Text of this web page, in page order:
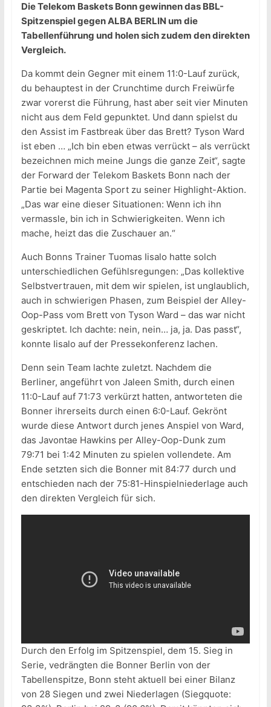
Die Telekom Baskets Bonn gewinnen das BBL-
Spitzenspiel gegen ALBA BERLIN um die
Tabellenführung und holen sich zudem den direkten
Vergleich.
Da kommt dein Gegner mit einem 11:0-Lauf zurück,
du behauptest in der Crunchtime durch Freiwürfe
zwar vorerst die Führung, hast aber seit vier Minuten
nicht aus dem Feld gepunktet. Und dann spielst du
den Assist im Fastbreak über das Brett? Tyson Ward
ist eben … „Ich bin eben etwas verrückt – als verrückt
bezeichnen mich meine Jungs die ganze Zeit“, sagte
der Forward der Telekom Baskets Bonn nach der
Partie bei Magenta Sport zu seiner Highlight-Aktion.
„Das war eine dieser Situationen: Wenn ich ihn
vermassle, bin ich in Schwierigkeiten. Wenn ich
mache, heizt das die Zuschauer an.“
Auch Bonns Trainer Tuomas Iisalo hatte solch
unterschiedlichen Gefühlsregungen: „Das kollektive
Selbstvertrauen, mit dem wir spielen, ist unglaublich,
auch in schwierigen Phasen, zum Beispiel der Alley-
Oop-Pass vom Brett von Tyson Ward – das war nicht
geskriptet. Ich dachte: nein, nein… ja, ja. Das passt“,
konnte Iisalo auf der Pressekonferenz lachen.
Denn sein Team lachte zuletzt. Nachdem die
Berliner, angeführt von Jaleen Smith, durch einen
11:0-Lauf auf 71:73 verkürzt hatten, antworteten die
Bonner ihrerseits durch einen 6:0-Lauf. Gekrönt
wurde diese Antwort durch jenes Anspiel von Ward,
das Javontae Hawkins per Alley-Oop-Dunk zum
79:71 bei 1:42 Minuten zu spielen vollendete. Am
Ende setzten sich die Bonner mit 84:77 durch und
entschieden nach der 75:81-Hinspielniederlage auch
den direkten Vergleich für sich.
Durch den Erfolg im Spitzenspiel, dem 15. Sieg in
Serie, vedrängten die Bonner Berlin von der
Tabellenspitze, Bonn steht aktuell bei einer Bilanz
von 28 Siegen und zwei Niederlagen (Siegquote: